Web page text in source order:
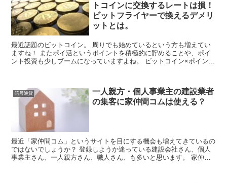
トコインに交換するレートは損！
ビットフライヤーで換えるデメリ
ットとは。
最近話題のビットコイン。 周りでも始めているという方も増えてい
ますね！ またポイ活というポイントを積極的に貯めることや、ポイ
ント投資も少しブームになっていますよね。 ビットコイン×ポイント
暗号通貨
一人親方・個人事業主の建設業者
の集客に家仲間コムは使える？
最近「家仲間コム」というサイトを目にする機会も増えてきているの
ではないでしょうか？ 登録しようか迷っている建設会社さん、個人
事業主さん、一人親方さん、職人さん、も多いと思います。 家仲間